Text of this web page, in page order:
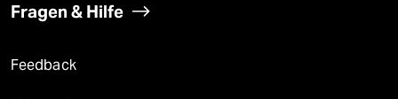
Fragen & Hilfe
Feedback